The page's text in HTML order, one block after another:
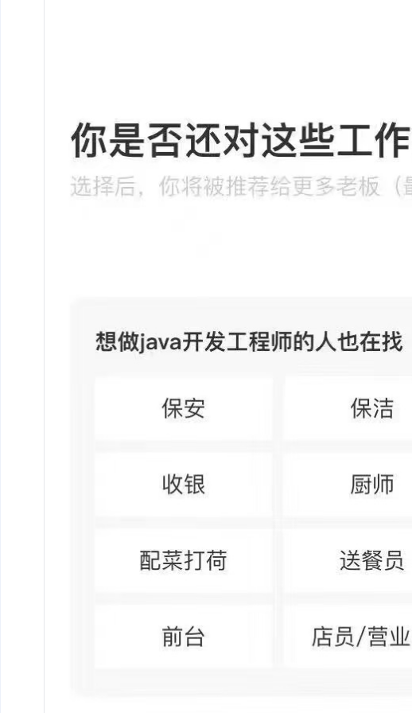
混合事务和分析处理
-打车到家不到3点
的-好文章-值得记录的事件-web网址-图书-电影等
发育完全就去打防御塔-在网络环境下代指作死